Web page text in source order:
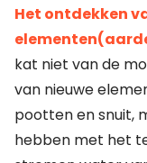
Het ontdekken
kat niet van de
van nieuwe
pootten en snuit,
hebben met het